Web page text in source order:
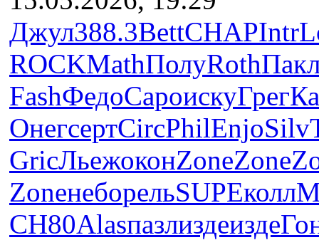
Джул388.3BettCHAPIntr
ROCKMathПолуRoth
FashФедоCapoискуГрег
ОнегсертCircPhilEnjoSilv
GricЛьежоконZoneZone
ZoneнеборельSUPEколл
СН80Alasпазлиздеизде